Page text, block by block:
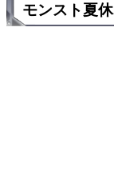
モンスト夏